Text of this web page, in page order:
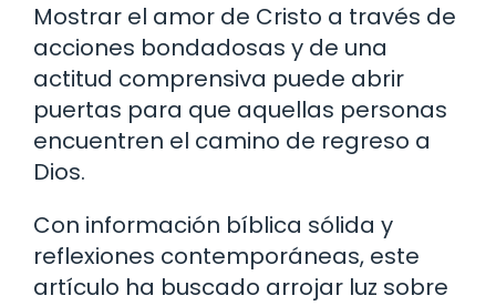
Mostrar el amor de Cristo a través de
acciones bondadosas y de una
actitud comprensiva puede abrir
puertas para que aquellas personas
encuentren el camino de regreso a
Dios.
Con información bíblica sólida y
reflexiones contemporáneas, este
artículo ha buscado arrojar luz sobre